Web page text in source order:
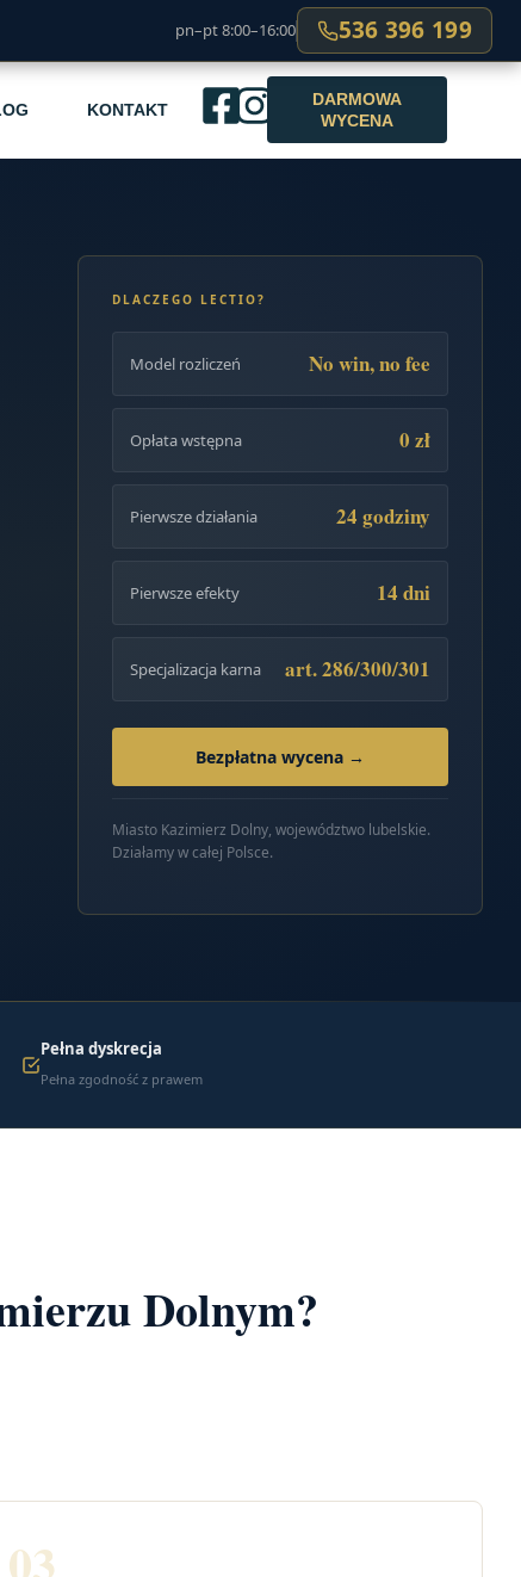
pn–pt 8:00–16:00 536 396 199
KONTAKT
DARMOWA
WYCENA
DLACZEGO LECTIO?
Model rozliczeń No win, no fee
Opłata wstępna 0 zł
Pierwsze działania 24 godziny
Pierwsze efekty 14 dni
Specjalizacja karna art. 286/300/301
Bezpłatna wycena →
Miasto Kazimierz Dolny, województwo lubelskie.
Działamy w całej Polsce.
Pełna dyskrecja
Pełna zgodność z prawem
Dolnym?